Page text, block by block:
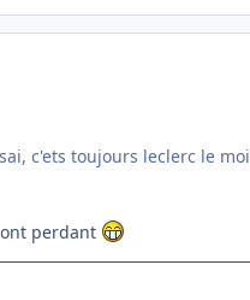
c'ets toujours leclerc le
perdant